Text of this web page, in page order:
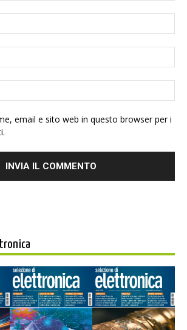
email e sito web in questo browser per i